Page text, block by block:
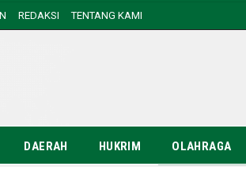
REDAKSI TENTANG KAMI
DAERAH HUKRIM OLAHRAGA